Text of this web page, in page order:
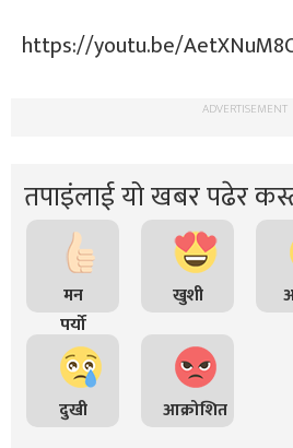
https://youtu.be/
ADVERTISEMENT
तपाइंलाई यो खबर पढेर
मन
पर्यो
खुशी
दुखी आक्रोशित